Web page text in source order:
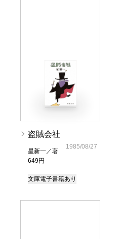
盗賊会社
星新一／著
649円
1985/08/27
文庫電子書籍あり